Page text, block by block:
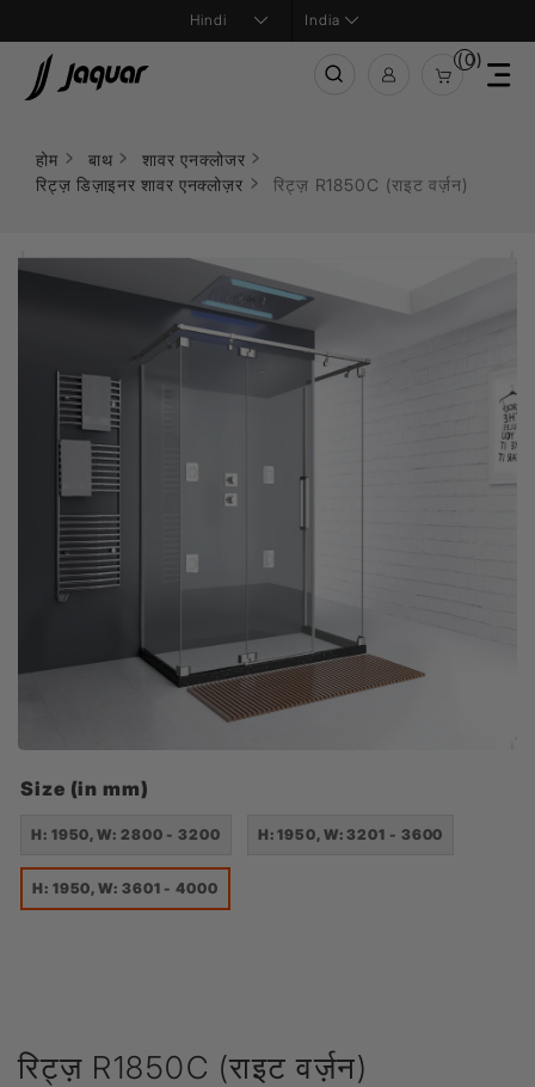
India
(0)
होम बाथ
शावर एनक्लोजर
रिट्ज़ डिज़ाइनर शावर एनक्लोज़र
रिट्ज़ R1850C (राइट वर्ज़न)
रिट्ज़ R1850C (राइट वर्ज़न)
Size (in mm)
H: 1950, W: 2800 - 3200 H: 1950, W: 3201 - 3600
H: 1950, W: 3601 - 4000